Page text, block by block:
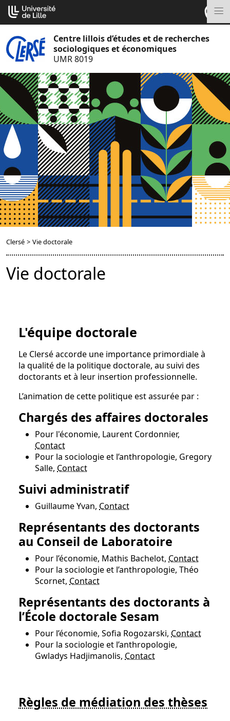
Aller
au
contenu
Centre lillois d’études et de recherches
sociologiques et économiques
UMR 8019
Clersé > Vie doctorale
Vie doctorale
L'équipe doctorale
Le Clersé accorde une importance primordiale à
la qualité de la politique doctorale, au suivi des
doctorants et à leur insertion professionnelle.
L’animation de cette politique est assurée par :
Chargés des affaires doctorales
Pour l'économie, Laurent Cordonnier,
Contact
Pour la sociologie et l’anthropologie, Gregory
Salle, Contact
Suivi administratif
Guillaume Yvan, Contact
Représentants des doctorants
au Conseil de Laboratoire
Pour l’économie, Mathis Bachelot, Contact
Pour la sociologie et l’anthropologie, Théo
Scornet, Contact
Représentants des doctorants à
l’École doctorale Sesam
Pour l’économie, Sofia Rogozarski, Contact
Pour la sociologie et l’anthropologie,
Gwladys Hadjimanolis, Contact
Règles de médiation des thèses
Cookies management panel